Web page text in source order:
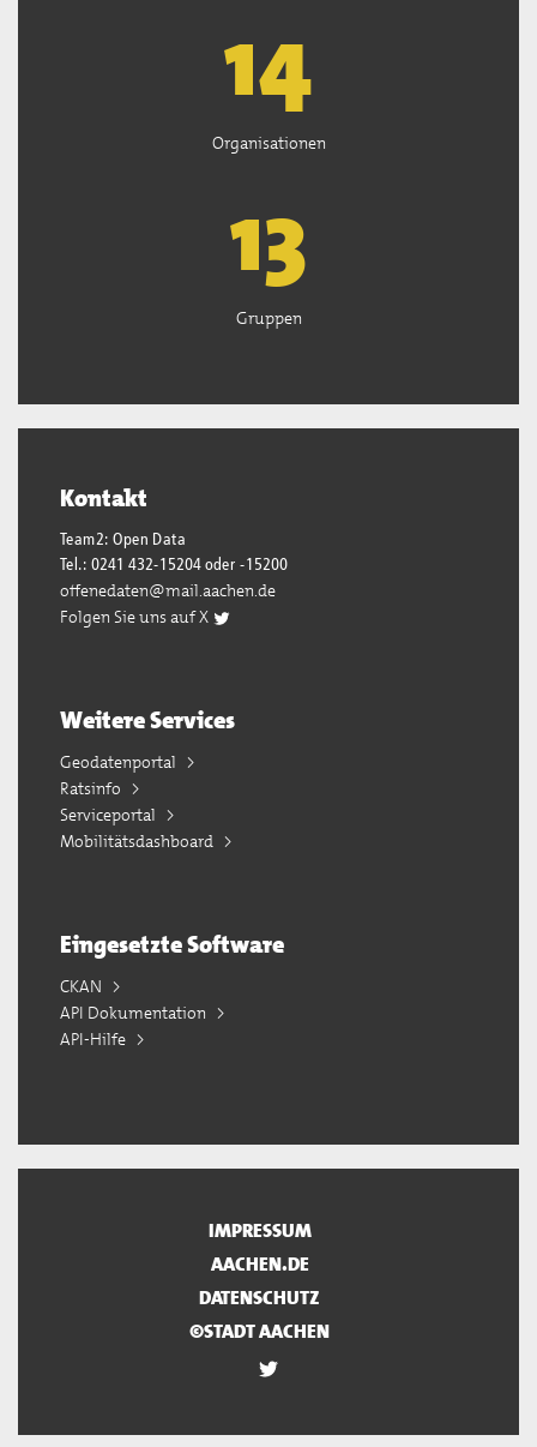
15
Organisationen
13
Gruppen
Kontakt
Team2: Open Data
Tel.: 0241 432-15204 oder -15200
offenedaten@mail.aachen.de
Folgen Sie uns auf X
Weitere Services
Geodatenportal
Ratsinfo
Serviceportal
Mobilitätsdashboard
Eingesetzte Software
CKAN
API Dokumentation
API-Hilfe
IMPRESSUM
AACHEN.DE
DATENSCHUTZ
©STADT AACHEN